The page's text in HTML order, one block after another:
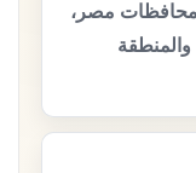
محافظات مصر،